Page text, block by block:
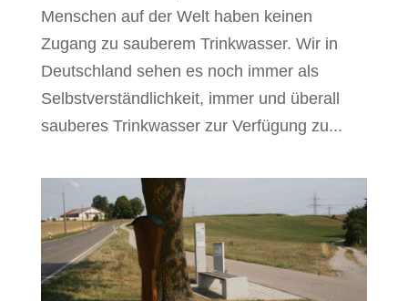
Menschen auf der Welt haben keinen
Zugang zu sauberem Trinkwasser. Wir in
Deutschland sehen es noch immer als
Selbstverständlichkeit, immer und überall
sauberes Trinkwasser zur Verfügung zu...